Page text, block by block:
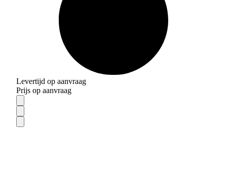
Levertijd op aanvraag
Prijs op aanvraag